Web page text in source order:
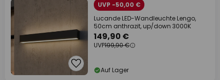
UVP -50,00 €
Lucande LED-Wandleuchte Lengo,
50cm anthrazit, up/down 3000K
149,90 €
UVP199,90 €
Auf Lager